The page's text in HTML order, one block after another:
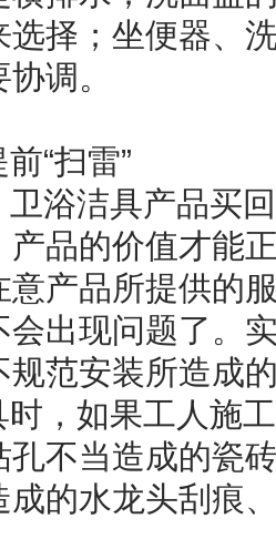
选择；坐便器、
调。
“扫雷”
卫浴洁具产品买
产品的价值才能
意产品所提供的
会出现问题了。
规范安装所造成
，如果工人施
孔不当造成的瓷
成的水龙头刮痕